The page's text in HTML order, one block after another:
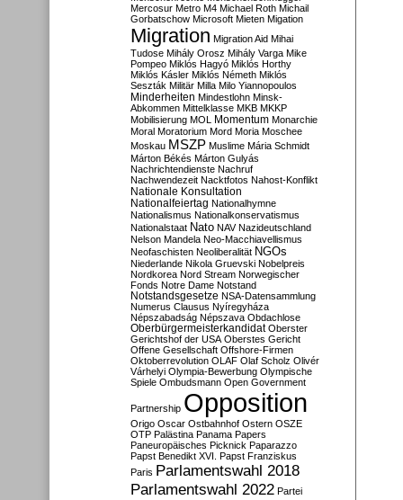
Mercosur Metro M4 Michael Roth Michail
Gorbatschow Microsoft Mieten Migation
Migration Migration Aid Mihai
Tudose Mihály Orosz Mihály Varga Mike
Pompeo Miklós Hagyó Miklós Horthy
Miklós Kásler Miklós Németh Miklós
Seszták Militär Milla Milo Yiannopoulos
Minderheiten Mindestlohn Minsk-
Abkommen Mittelklasse MKB MKKP
Mobilisierung MOL Momentum Monarchie
Moral Moratorium Mord Moria Moschee
Moskau MSZP Muslime Mária Schmidt
Márton Békés Márton Gulyás
Nachrichtendienste Nachruf
Nachwendezeit Nacktfotos Nahost-Konflikt
Nationale Konsultation
Nationalfeiertag Nationalhymne
Nationalismus Nationalkonservatismus
Nationalstaat Nato NAV Nazideutschland
Nelson Mandela Neo-Macchiavellismus
Neofaschisten Neoliberalität NGOs
Niederlande Nikola Gruevski Nobelpreis
Nordkorea Nord Stream Norwegischer
Fonds Notre Dame Notstand
Notstandsgesetze NSA-Datensammlung
Numerus Clausus Nyíregyháza
Népszabadság Népszava Obdachlose
Oberbürgermeisterkandidat Oberster
Gerichtshof der USA Oberstes Gericht
Offene Gesellschaft Offshore-Firmen
Oktoberrevolution OLAF Olaf Scholz Olivér
Várhelyi Olympia-Bewerbung Olympische
Spiele Ombudsmann Open Government
Partnership Opposition
Origo Oscar Ostbahnhof Ostern OSZE
OTP Palästina Panama Papers
Paneuropäisches Picknick Paparazzo
Papst Benedikt XVI. Papst Franziskus
Paris Parlamentswahl 2018
Parlamentswahl 2022 Partei